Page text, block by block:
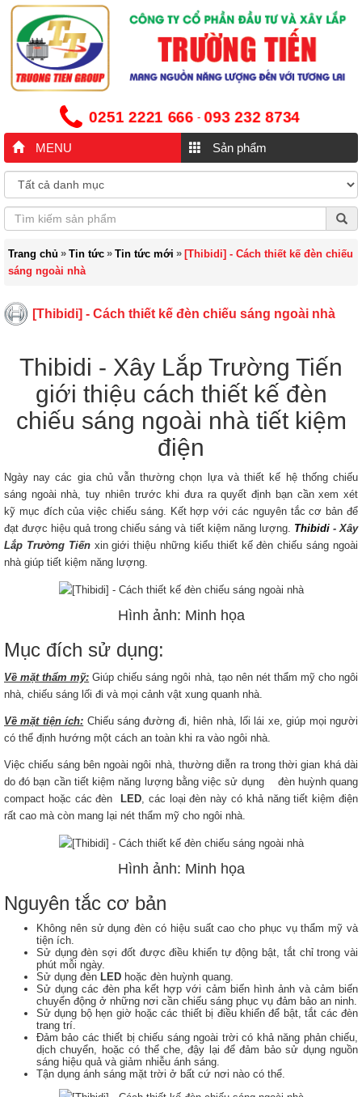
0251 2221 666 -093 232 8734
MENU Sản phẩm
Trang chủ » Tin tức » Tin tức mới » [Thibidi] - Cách thiết kế đèn chiếu
sáng ngoài nhà
[Thibidi] - Cách thiết kế đèn chiếu sáng ngoài nhà
Thibidi - Xây Lắp Trường Tiến
giới thiệu cách thiết kế đèn
chiếu sáng ngoài nhà tiết kiệm
điện
Ngày nay các gia chủ vẫn thường chọn lựa và thiết kế hệ thống chiếu
sáng ngoài nhà, tuy nhiên trước khi đưa ra quyết định bạn cần xem xét
kỹ mục đích của việc chiếu sáng. Kết hợp với các nguyên tắc cơ bản để
đạt được hiệu quả trong chiếu sáng và tiết kiệm năng lượng. Thibidi- Xây
Lắp Trường Tiếnxin giới thiệu những kiểu thiết kế đèn chiếu sáng ngoài
nhà giúp tiết kiệm năng lượng.
Hình ảnh: Minh họa
Mục đích sử dụng:
Về mặt thẩm mỹ: Giúp chiếu sáng ngôi nhà, tạo nên nét thẩm mỹ cho ngôi
nhà, chiếu sáng lối đi và mọi cảnh vật xung quanh nhà.
Về mặt tiện ích: Chiếu sáng đường đi, hiên nhà, lối lái xe, giúp mọi người
có thể định hướng một cách an toàn khi ra vào ngôi nhà.
Việc chiếu sáng bên ngoài ngôi nhà, thường diễn ra trong thời gian khá dài
do đó bạn cần tiết kiệm năng lượng bằng việc sử dụng đèn huỳnh quang
compact hoặc các đèn LED , các loại đèn này có khả năng tiết kiệm điện
rất cao mà còn mang lại nét thẩm mỹ cho ngôi nhà.
Hình ảnh: Minh họa
Nguyên tắc cơ bản
Không nên sử dụng đèn có hiệu suất cao cho phục vụ thẩm mỹ và
tiện ích.
Sử dụng đèn sợi đốt được điều khiển tự động bật, tắt chỉ trong vài
phút mỗi ngày.
Sử dụng đèn LED hoặc đèn huỳnh quang.
Sử dụng các đèn pha kết hợp với cảm biến hình ảnh và cảm biến
chuyển động ở những nơi cần chiếu sáng phục vụ đảm bảo an ninh.
Sử dụng bộ hẹn giờ hoặc các thiết bị điều khiển để bật, tắt các đèn
trang trí.
Đảm bảo các thiết bị chiếu sáng ngoài trời có khả năng phản chiếu,
dịch chuyển, hoặc có thể che, đậy lại để đảm bảo sử dụng nguồn
sáng hiệu quả và giảm nhiễu ánh sáng.
Tận dụng ánh sáng mặt trời ở bất cứ nơi nào có thể.